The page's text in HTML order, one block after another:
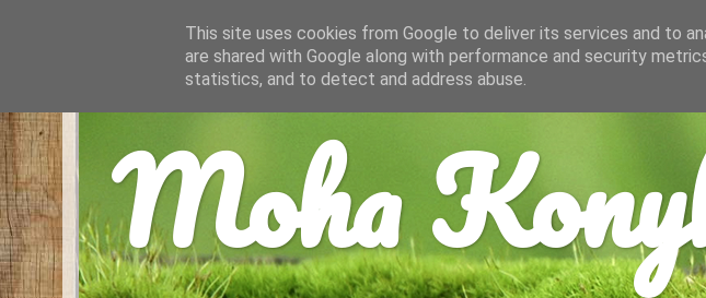
Moha
This site uses cookies from Google to deliver its services and to
are shared with Google along with performance and security
statistics, and to detect and address abuse.